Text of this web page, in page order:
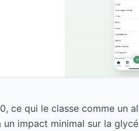
ce qui le classe comme un
impact minimal sur la